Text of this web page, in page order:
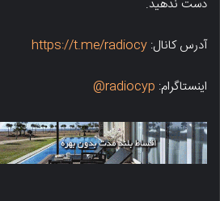
دست ندهید.
آدرس کانال: https://t.me/radiocy
اینستاگرام: radiocyp@